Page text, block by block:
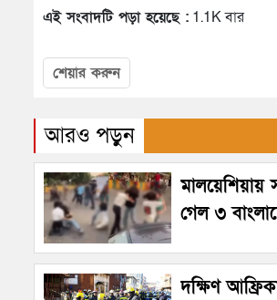
এই সংবাদটি পড়া হয়েছে : 1.1K বার
শেয়ার করুন
আরও পড়ুন
মালয়েশিয়ায়
গেল ৩
দক্ষিণ